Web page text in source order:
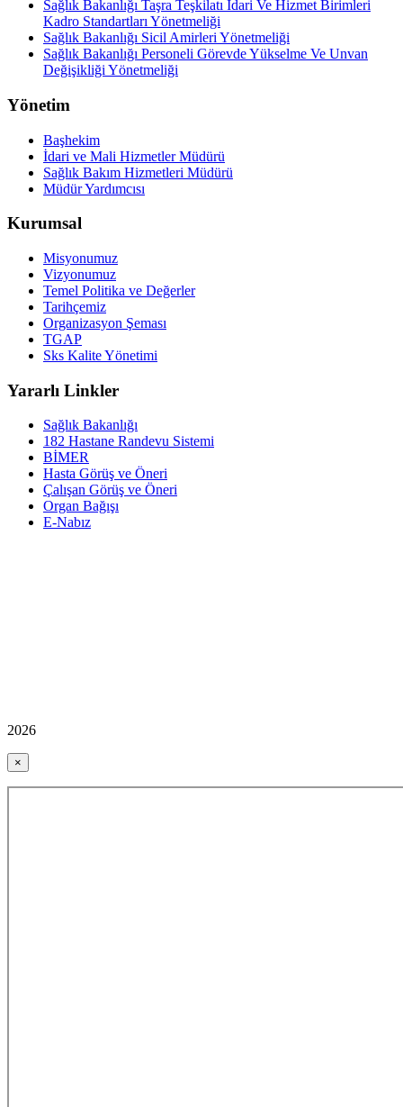
Sağlık Bakanlığı Taşra Teşkilatı İdari Ve Hizmet Birimleri
Kadro Standartları Yönetmeliği
Sağlık Bakanlığı Sicil Amirleri Yönetmeliği
Sağlık Bakanlığı Personeli Görevde Yükselme Ve Unvan
Değişikliği Yönetmeliği
Yönetim
Başhekim
İdari ve Mali Hizmetler Müdürü
Sağlık Bakım Hizmetleri Müdürü
Müdür Yardımcısı
Kurumsal
Misyonumuz
Vizyonumuz
Temel Politika ve Değerler
Tarihçemiz
Organizasyon Şeması
TGAP
Sks Kalite Yönetimi
Yararlı Linkler
Sağlık Bakanlığı
182 Hastane Randevu Sistemi
BİMER
Hasta Görüş ve Öneri
Çalışan Görüş ve Öneri
Organ Bağışı
E-Nabız
2026
×